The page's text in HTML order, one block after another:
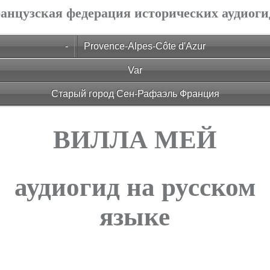
федерация исторических
- Provence-Alpes-Côte d'Azur
Var
Старый город Сен-Рафаэль Франция
ВИЛЛА МЕЙ
аудиогид на русском
языке